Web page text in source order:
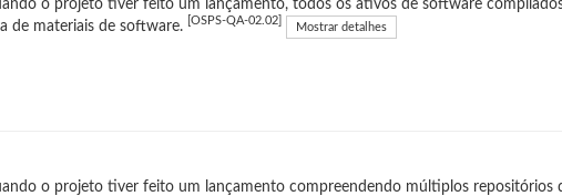
o projeto tiver feito um lançamento, todos os ativos de software
de materiais de software.
[OSPS-QA-02.02] Mostrar detalhes
o projeto tiver feito um lançamento compreendendo múltiplos repositórios